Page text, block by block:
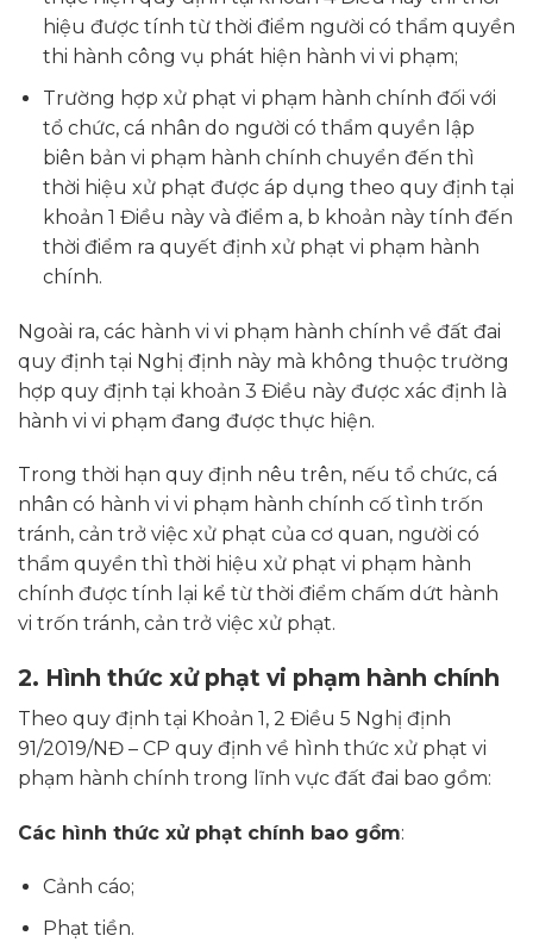
hiệu được tính từ thời điểm người có thẩm quyền
thi hành công vụ phát hiện hành vi vi phạm;
Trường hợp xử phạt vi phạm hành chính đối với
tổ chức, cá nhân do người có thẩm quyền lập
biên bản vi phạm hành chính chuyển đến thì
thời hiệu xử phạt được áp dụng theo quy định tại
khoản 1 Điều này và điểm a, b khoản này tính đến
thời điểm ra quyết định xử phạt vi phạm hành
chính.
Ngoài ra, các hành vi vi phạm hành chính về đất đai
quy định tại Nghị định này mà không thuộc trường
hợp quy định tại khoản 3 Điều này được xác định là
hành vi vi phạm đang được thực hiện.
Trong thời hạn quy định nêu trên, nếu tổ chức, cá
nhân có hành vi vi phạm hành chính cố tình trốn
tránh, cản trở việc xử phạt của cơ quan, người có
thẩm quyền thì thời hiệu xử phạt vi phạm hành
chính được tính lại kể từ thời điểm chấm dứt hành
vi trốn tránh, cản trở việc xử phạt.
2. Hình thức xử phạt vi phạm hành chính
Theo quy định tại Khoản 1, 2 Điều 5 Nghị định
91/2019/NĐ – CP quy định về hình thức xử phạt vi
phạm hành chính trong lĩnh vực đất đai bao gồm:
Các hình thức xử phạt chính bao gồm:
Cảnh cáo;
Phạt tiền.